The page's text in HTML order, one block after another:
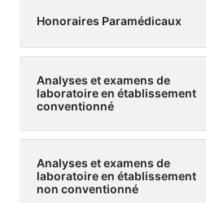
Honoraires Paramédicaux
Analyses et examens de
laboratoire en établissement
conventionné
Analyses et examens de
laboratoire en établissement
non conventionné